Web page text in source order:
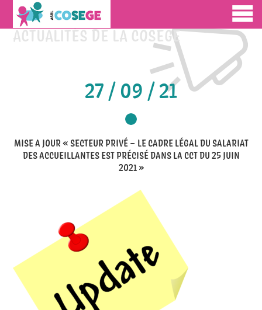
ACTUALITÉS DE LA COSEGE
27 / 09 / 21
MISE A JOUR « SECTEUR PRIVÉ – LE CADRE LÉGAL DU SALARIAT
DES ACCUEILLANTES EST PRÉCISÉ DANS LA CCT DU 25 JUIN
2021 »